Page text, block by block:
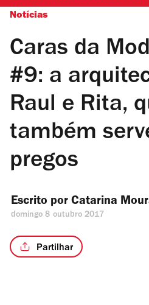
Notícias
Caras da
#9: a
Raul e Rita,
também
pregos
Escrito por Catarina
domingo 8 outubro 2017
Partilhar